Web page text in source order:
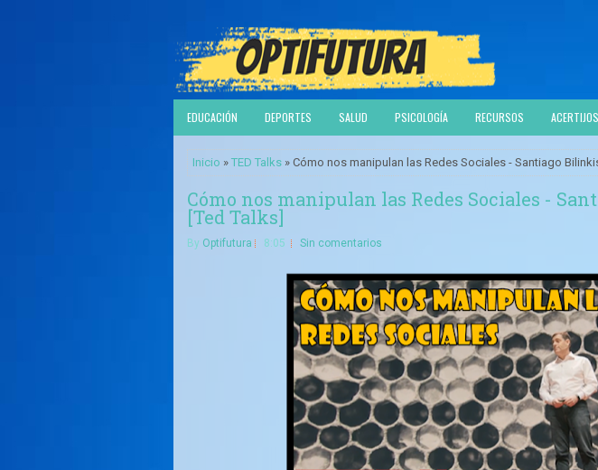
EDUCACIÓN DEPORTES SALUD PSICOLOGÍA RECURSOS ACERTIJOS
Inicio » TED Talks » Cómo nos manipulan las Redes Sociales - Santiago
Cómo nos manipulan las Redes Sociales -
[Ted Talks]
By Optifutura 8:05 Sin comentarios